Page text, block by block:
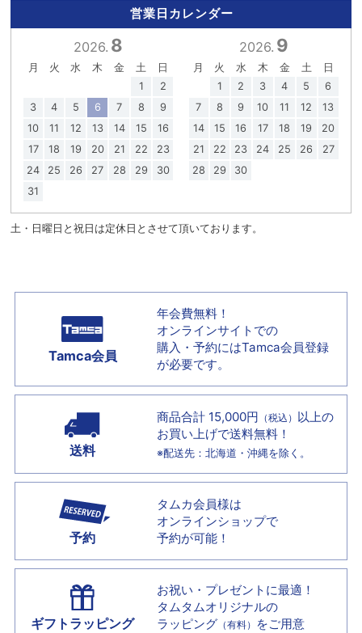
営業日カレンダー
2026. 8
月 火 水 木 金 土
日
1
2
3
4 5 6 7 8
9
10
11 12 13 14 15
16
17
18 19 20 21 22
23
24
25 26 27 28 29
30
31
2026. 9
月 火 水 木 金 土
日
1
2 3 4 5
6
7
8 9 10 11 12
13
14
15 16 17 18 19
20
21
22 23 24 25 26
27
28
29 30
土・日曜日と祝日は定休日とさせて頂いております。
Tamca会員
年会費無料！
オンラインサイトでの
購入・予約にはTamca会員登録
が必要です。
送料
商品合計 15,000円 （税込） 以上の
お買い上げで送料無料！
※配送先：北海道・沖縄を除く。
予約
タムカ会員様は
オンラインショップで
予約が可能！
ギフトラッピング
お祝い・プレゼントに最適！
タムタムオリジナルの
ラッピング （有料） をご用意